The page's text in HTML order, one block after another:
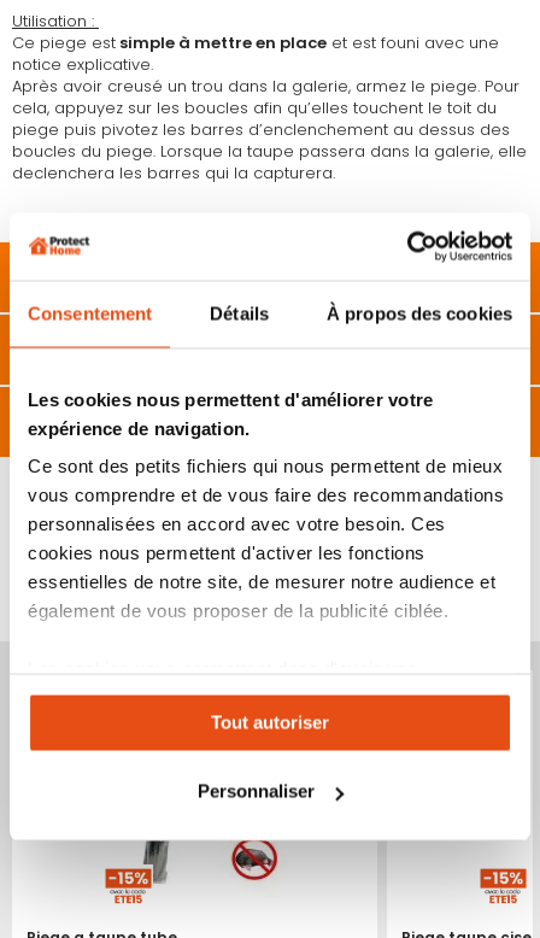
Consentement Détails À propos des cookies
Les cookies nous permettent d'améliorer votre
expérience de navigation.
Ce sont des petits fichiers qui nous permettent de mieux
vous comprendre et de vous faire des recommandations
personnalisées en accord avec votre besoin. Ces
cookies nous permettent d'activer les fonctions
essentielles de notre site, de mesurer notre audience et
également de vous proposer de la publicité ciblée.
expérience personnalisée sur notre site. Vous pouvez
changer votre choix à n'importe quel moment. Refuser
tous les cookies peut limiter certaines fonctionnalités.
Tout autoriser
Personnaliser
Utilisation :
Ce piege est simple à mettre en place et est founi avec une
notice explicative.
Après avoir creusé un trou dans la galerie, armez le piege. Pour
cela, appuyez sur les boucles afin qu’elles touchent le toit du
piege puis pivotez les barres d’enclenchement au dessus des
boucles du piege. Lorsque la taupe passera dans la galerie, elle
declenchera les barres qui la capturera.
Caractéristiques
Avis
VOUS POURRIEZ ÉGALEMENT ÊTRE INTÉRESSÉ
PAR...